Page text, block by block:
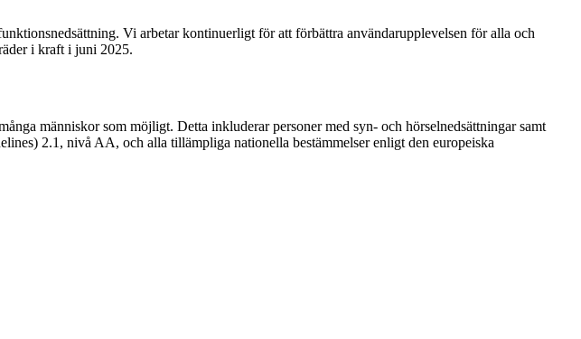
Vi arbetar kontinuerligt för att förbättra användarupplevelsen för alla och
i kraft i juni 2025.
människor som möjligt. Detta inkluderar personer med syn- och hörselnedsättningar samt
2.1, nivå AA, och alla tillämpliga nationella bestämmelser enligt den europeiska